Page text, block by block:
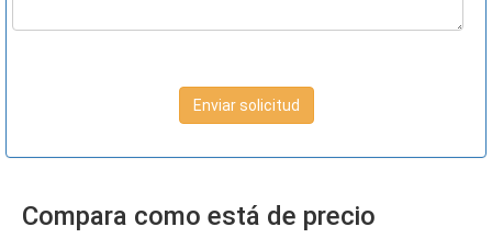
Enviar solicitud
Compara como está de precio